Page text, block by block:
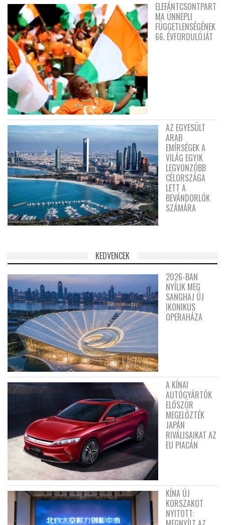
ELEFÁNTCSONTPART
MA ÜNNEPLI
FÜGGETLENSÉGÉNEK
66. ÉVFORDULÓJÁT
AZ EGYESÜLT
ARAB
EMÍRSÉGEK A
VILÁG EGYIK
LEGVONZÓBB
CÉLORSZÁGA
LETT A
BEVÁNDORLÓK
SZÁMÁRA
KEDVENCEK
2026-BAN
NYÍLIK MEG
SANGHAJ ÚJ
IKONIKUS
OPERAHÁZA
A KÍNAI
AUTÓGYÁRTÓK
ELŐSZÖR
MEGELŐZTÉK
JAPÁN
RIVÁLISAIKAT AZ
EU PIACÁN
KÍNA ÚJ
KORSZAKOT
NYITOTT: